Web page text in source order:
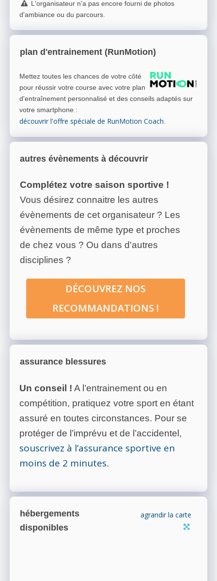
L'organisateur n'a pas encore fourni de photos
d'ambiance ou du parcours.
plan d'entrainement (RunMotion)
Mettez toutes les chances de votre côté
pour réussir votre course avec votre plan
d'entraînement personnalisé et des conseils adaptés sur
votre smartphone :
découvrir l'offre spéciale de RunMotion Coach.
autres évènements à découvrir
Complétez votre saison sportive !
Vous désirez connaitre les autres
évènements de cet organisateur ? Les
évènements de même type et proches
de chez vous ? Ou dans d'autres
disciplines ?
DÉCOUVREZ NOS
RECOMMANDATIONS !
assurance blessures
Un conseil ! A l’entrainement ou en
compétition, pratiquez votre sport en étant
assuré en toutes circonstances. Pour se
protéger de l’imprévu et de l’accidentel,
souscrivez à l’assurance sportive en
moins de 2 minutes.
hébergements
disponibles
agrandir la carte